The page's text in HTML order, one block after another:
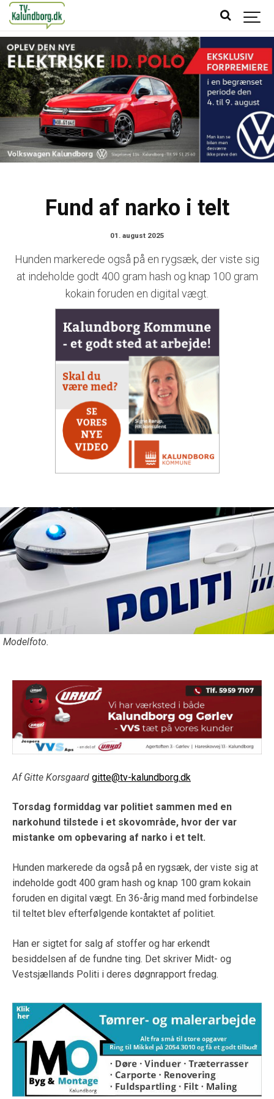
Fund af narko i telt
01. august 2025
Hunden markerede også på en rygsæk, der viste sig
at indeholde godt 400 gram hash og knap 100 gram
kokain foruden en digital vægt.
Modelfoto.
Af Gitte Korsgaard gitte@tv-kalundborg.dk
Torsdag formiddag var politiet sammen med en
narkohund tilstede i et skovområde, hvor der var
mistanke om opbevaring af narko i et telt.
Hunden markerede da også på en rygsæk, der viste sig at
indeholde godt 400 gram hash og knap 100 gram kokain
foruden en digital vægt. En 36-årig mand med forbindelse
til teltet blev efterfølgende kontaktet af politiet.
Han er sigtet for salg af stoffer og har erkendt
besiddelsen af de fundne ting. Det skriver Midt- og
Vestsjællands Politi i deres døgnrapport fredag.